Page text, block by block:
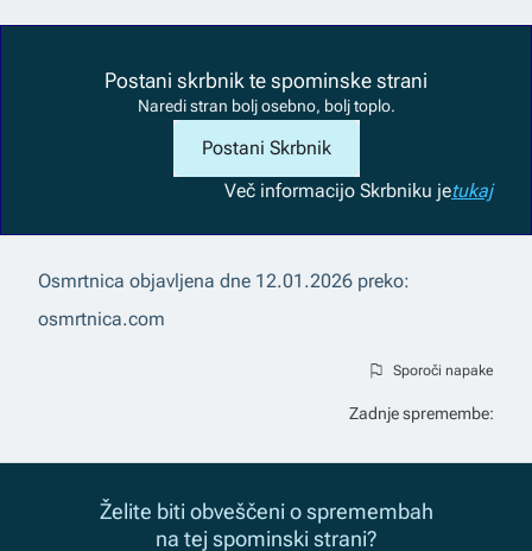
Postani skrbnik te spominske strani
Naredi stran bolj osebno, bolj toplo.
Postani Skrbnik
Več informacijo Skrbniku jetukaj
Osmrtnica objavljena dne 12.01.2026 preko:
osmrtnica.com
Sporoči napake
Zadnje spremembe:
Želite biti obveščeni o spremembah
na tej spominski strani?